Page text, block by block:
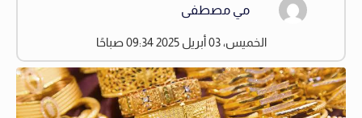
مي مصطفى
الخميس، 03 أبريل 2025 09:34 صباحًا